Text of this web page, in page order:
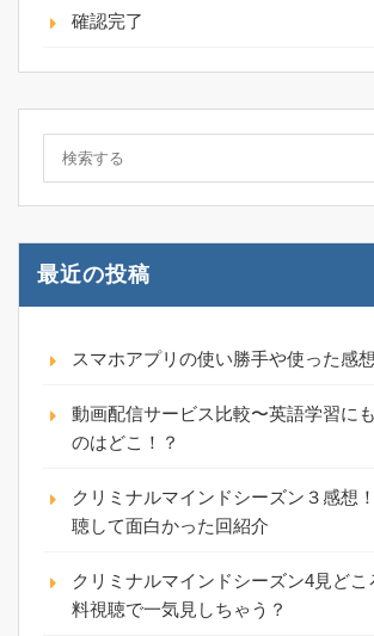
確認完了
最近の投稿
スマホアプリの使い勝手や使った感想
動画配信サービス比較〜英語学習に
のはどこ！？
クリミナルマインドシーズン３感想
聴して面白かった回紹介
クリミナルマインドシーズン4見ど
料視聴で一気見しちゃう？